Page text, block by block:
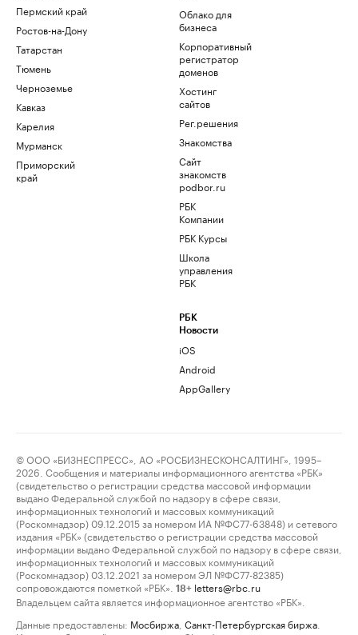
Пермский край
Ростов-на-Дону
Татарстан
Тюмень
Черноземье
Кавказ
Карелия
Мурманск
Приморский
край
Облако для
бизнеса
Корпоративный
регистратор
доменов
Хостинг
сайтов
Рег.решения
Знакомства
Сайт
знакомств
podbor.ru
РБК
Компании
РБК Курсы
Школа
управления
РБК
РБК
Новости
iOS
Android
AppGallery
© ООО «БИЗНЕСПРЕСС», АО «РОСБИЗНЕСКОНСАЛТИНГ», 1995–
2026. Сообщения и материалы информационного агентства «РБК»
(свидетельство о регистрации средства массовой информации
выдано Федеральной службой по надзору в сфере связи,
информационных технологий и массовых коммуникаций
(Роскомнадзор) 09.12.2015 за номером ИА №ФС77-63848) и сетевого
издания «РБК» (свидетельство о регистрации средства массовой
информации выдано Федеральной службой по надзору в сфере связи,
информационных технологий и массовых коммуникаций
(Роскомнадзор) 03.12.2021 за номером ЭЛ №ФС77-82385)
сопровождаются пометкой «РБК».
18+ letters@rbc.ru
Владельцем сайта является информационное агентство «РБК».
Данные предоставлены: Мосбиржа Санкт-Петербургская биржа